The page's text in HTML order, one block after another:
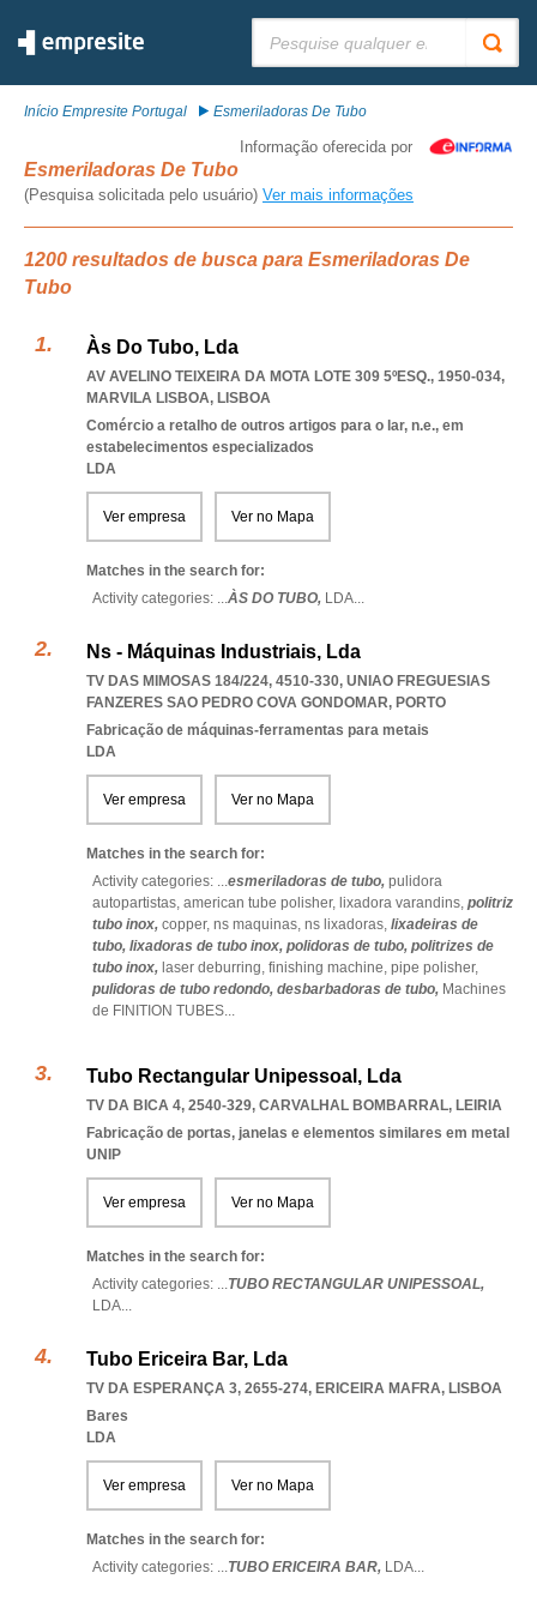
Início Empresite Portugal Esmeriladoras De Tubo
Informação oferecida por
Esmeriladoras De Tubo
(Pesquisa solicitada pelo usuário) Ver mais informações
1200 resultados de busca para Esmeriladoras De
Tubo
Às Do Tubo, Lda
AV AVELINO TEIXEIRA DA MOTA LOTE 309 5ºESQ., 1950-034,
MARVILA LISBOA, LISBOA
Comércio a retalho de outros artigos para o lar, n.e., em
estabelecimentos especializados
LDA
Ver empresa Ver no Mapa
Matches in the search for:
Activity categories: ...ÀS DO TUBO, LDA...
Ns - Máquinas Industriais, Lda
TV DAS MIMOSAS 184/224, 4510-330, UNIAO FREGUESIAS
FANZERES SAO PEDRO COVA GONDOMAR, PORTO
Fabricação de máquinas-ferramentas para metais
LDA
Ver empresa Ver no Mapa
Matches in the search for:
Activity categories: ...esmeriladoras de tubo, pulidora
autopartistas, american tube polisher, lixadora varandins, politriz
tubo inox, copper, ns maquinas, ns lixadoras, lixadeiras de
tubo, lixadoras de tubo inox, polidoras de tubo, politrizes de
tubo inox, laser deburring, finishing machine, pipe polisher,
pulidoras de tubo redondo, desbarbadoras de tubo, Machines
de FINITION TUBES...
Tubo Rectangular Unipessoal, Lda
TV DA BICA 4, 2540-329, CARVALHAL BOMBARRAL, LEIRIA
Fabricação de portas, janelas e elementos similares em metal
UNIP
Ver empresa Ver no Mapa
Matches in the search for:
Activity categories: ...TUBO RECTANGULAR UNIPESSOAL,
LDA...
Tubo Ericeira Bar, Lda
TV DA ESPERANÇA 3, 2655-274, ERICEIRA MAFRA, LISBOA
Bares
LDA
Ver empresa Ver no Mapa
Matches in the search for:
Activity categories: ...TUBO ERICEIRA BAR, LDA...